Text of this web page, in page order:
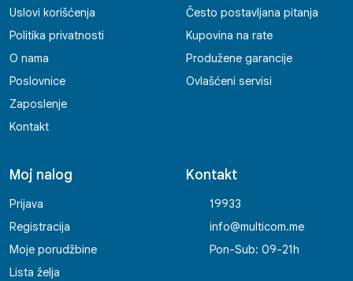
Uslovi korišćenja
Politika privatnosti
O nama
Poslovnice
Zaposlenje
Kontakt
Često postavljana pitanja
Kupovina na rate
Produžene garancije
Ovlašćeni servisi
Moj nalog
Prijava
Registracija
Moje porudžbine
Lista želja
Kontakt
19933
info@multicom.me
Pon-Sub: 09-21h